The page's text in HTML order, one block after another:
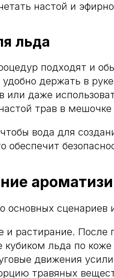
настой и
льда
подходят и
удобно держать в
или даже
трав в мешочке
вода для
обеспечит
основных сценариев
и растирание. После
кубиком льда по
движения
травяных